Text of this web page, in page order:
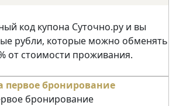
код купона Суточно.ру и вы
рубли, которые можно обменять
от стоимости проживания.
бронирование